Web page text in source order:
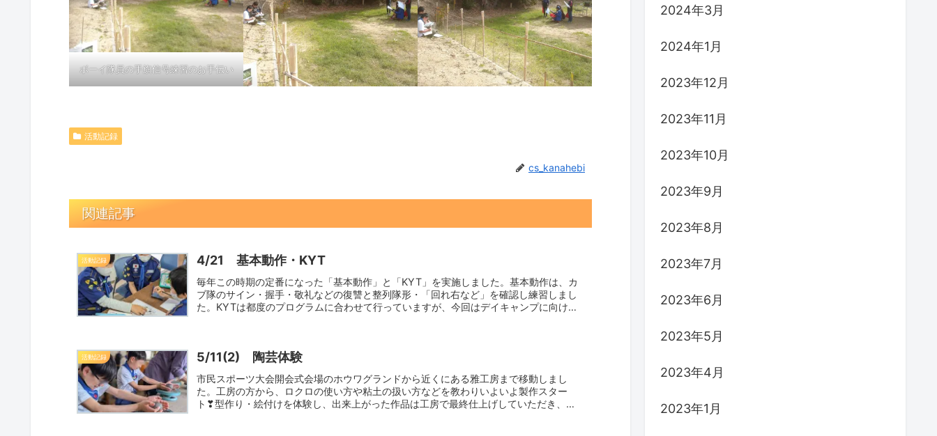
ボーイ隊員の手旗信号練習のお手伝い
活動記録
cs_kanahebi
関連記事
活動記録 4/21 基本動作・KYT
毎年この時期の定番になった「基本動作」と「KYT」を実施しました。基本動作は、カ
ブ隊のサイン・握手・敬礼などの復讐と整列隊形・「回れ右など」を確認し練習しまし
た。KYTは都度のプログラムに合わせて行っていますが、今回はデイキャンプに向けて
活動記録 5/11(2) 陶芸体験
市民スポーツ大会開会式会場のホウワグランドから近くにある雅工房まで移動しまし
た。工房の方から、ロクロの使い方や粘土の扱い方などを教わりいよいよ製作スター
ト❣型作り・絵付けを体験し、出来上がった作品は工房で最終仕上げしていただき、後
2024年3月
2024年1月
2023年12月
2023年11月
2023年10月
2023年9月
2023年8月
2023年7月
2023年6月
2023年5月
2023年4月
2023年1月